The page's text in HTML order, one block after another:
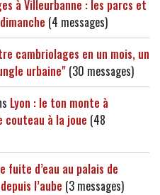
à Villeurbanne : les parcs et
(4 messages)
cambriolages en un mois, un
urbaine" (30 messages)
Lyon : le ton monte à
couteau à la joue (48
fuite d’eau au palais de
l’aube (3 messages)